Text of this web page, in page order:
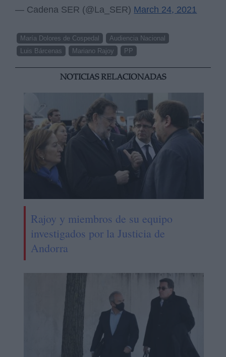
— Cadena SER (@La_SER) March 24, 2021
María Dolores de Cospedal
Audiencia Nacional
Luis Bárcenas
Mariano Rajoy PP
NOTICIAS RELACIONADAS
Rajoy y miembros de su equipo
investigados por la Justicia de
Andorra